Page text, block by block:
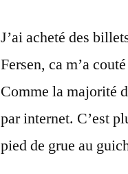
J’ai acheté des
Fersen, ca m’a
Comme la majorité
par internet. C’est
pied de grue au